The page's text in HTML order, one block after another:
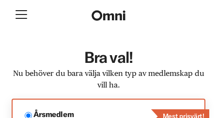
Bra val!
Nu behöver du bara välja vilken typ av medlemskap du
vill ha.
Årsmedlem
Mest prisvärt!